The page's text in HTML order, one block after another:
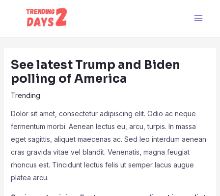
See latest Trump and Biden
polling of America
Trending
Dolor sit amet, consectetur adipiscing elit. Odio ac neque
fermentum morbi. Aenean lectus eu, arcu, turpis. In massa
eget sagittis, aliquet maecenas ac. Sed leo interdum aenean
cras gravida vitae vel blandit. Venenatis, magna feugiat
rhoncus est. Tincidunt lectus felis ut semper lacus augue
platea arcu.
navigation